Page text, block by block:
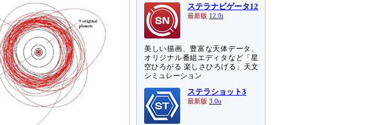
ステラナビゲータ12
最新版 12.0i
美しい描画、豊富な天体データ、
オリジナル番組エディタなど「星
空ひろがる 楽しさひろげる」天文
シミュレーション
ステラショット3
最新版 3.0o